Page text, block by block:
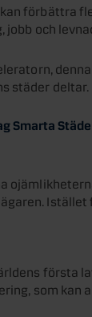
förbättra
jobb och
städer deltar.
Smarta
första
som kan